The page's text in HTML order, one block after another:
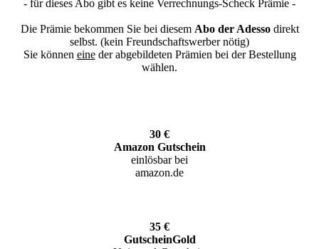
- für dieses Abo gibt es keine Verrechnungs-Scheck Prämie -
Die Prämie bekommen Sie bei diesem Abo der Adessodirekt
selbst. (kein Freundschaftswerber nötig)
Sie können eineder abgebildeten Prämien bei der Bestellung
wählen.
30 €
Amazon Gutschein
einlösbar bei
amazon.de
35 €
GutscheinGold